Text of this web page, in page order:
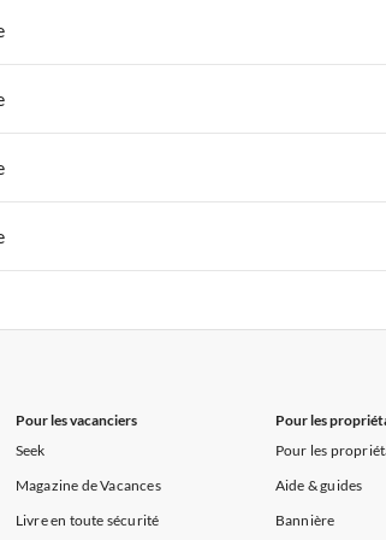
de Vacances à Paris-Ile de France
de Vacances à la Normandie Appartements de
de Vacances à Paris-Ile de France
de Vacances à la Normandie Appartements de
de Vacances à Paris-Ile de France
de Vacances à la Normandie Appartements de
de Vacances à Paris-Ile de France
de Vacances à la Normandie Appartements de
Pour les vacanciers
Seek
Magazine de Vacances
Livre en toute sécurité
Pour les
Pour les
Aide & guides
Bannière